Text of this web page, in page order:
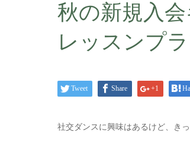
秋の新規入
レッスンプ
Tweet Share +1
社交ダンスに興味はあるけど、き